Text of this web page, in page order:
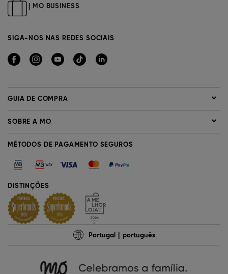
| MO BUSINESS
SIGA-NOS NAS REDES SOCIAIS
GUIA DE COMPRA
SOBRE A MO
MÉTODOS DE PAGAMENTO SEGUROS
DISTINÇÕES
Portugal português